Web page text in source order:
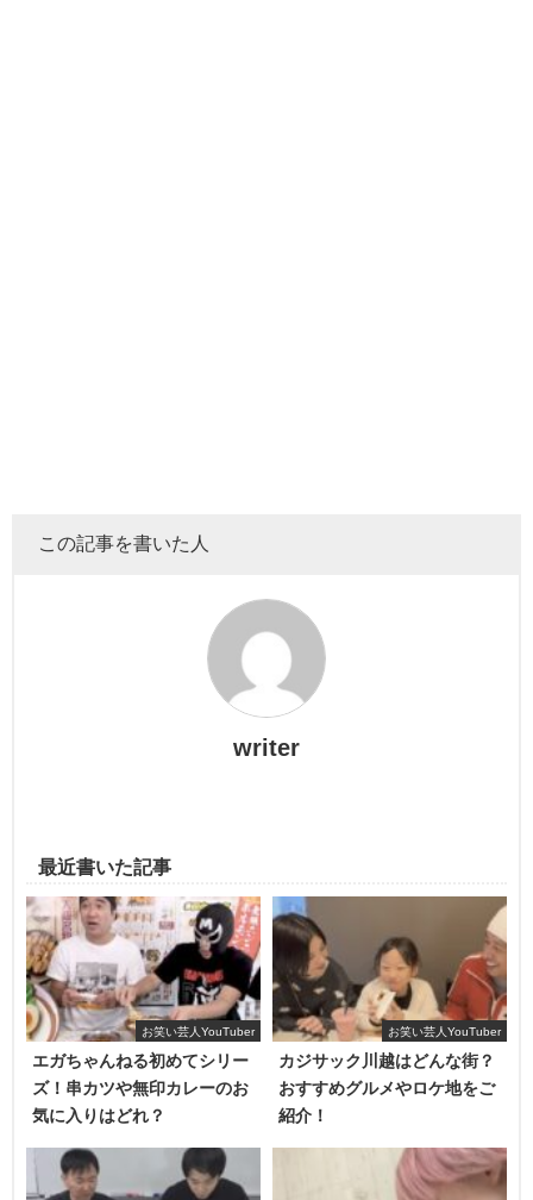
出身地：神奈川県
趣味：バスケットボール・音楽（レゲエ）・サッカー
チョコレートプラネットの松尾さんは、｢IKKOさんのモノ
マネの人だ！｣で覚えている人も多いのではないでしょう
この記事を書いた人
writer
最近書いた記事
お笑い芸人YouTuber
エガちゃんねる初めてシリー
ズ！串カツや無印カレーのお
気に入りはどれ？
お笑い芸人YouTuber
カジサック川越はどんな街？
おすすめグルメやロケ地をご
紹介！